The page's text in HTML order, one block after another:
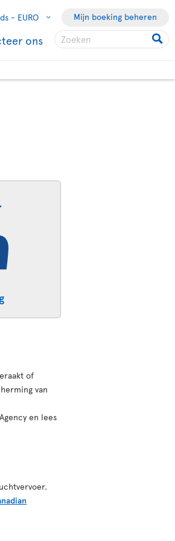
- EURO Mijn boeking beheren
ons
of
van
en lees